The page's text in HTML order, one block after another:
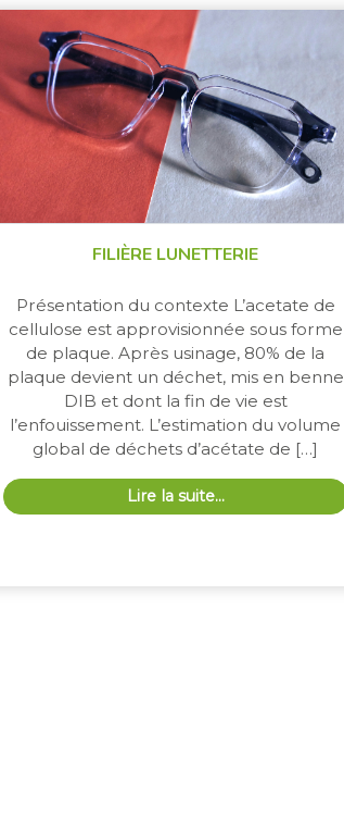
FILIÈRE LUNETTERIE
Présentation du contexte L’acetate de
cellulose est approvisionnée sous forme
de plaque. Après usinage, 80% de la
plaque devient un déchet, mis en benne
DIB et dont la fin de vie est
l’enfouissement. L’estimation du volume
global de déchets d’acétate de […]
Lire la suite…